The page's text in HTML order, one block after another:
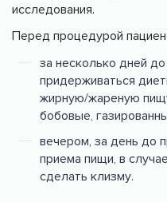
исследования.
Перед процедурой
за несколько дней
придерживаться
жирную/жареную
бобовые,
вечером, за день до
приема пищи, в
сделать клизму.